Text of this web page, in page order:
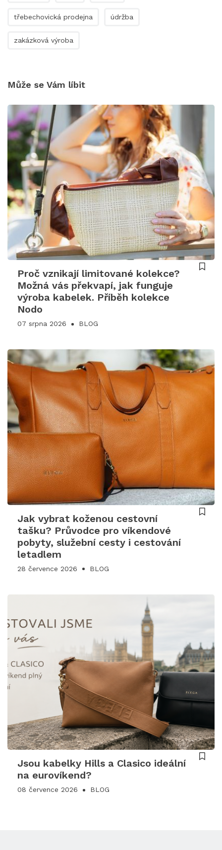
třebechovická prodejna údržba
zakázková výroba
Může se Vám líbit
Proč vznikají limitované kolekce?
Možná vás překvapí, jak funguje
výroba kabelek. Příběh kolekce
Nodo
07 srpna 2026 BLOG
Jak vybrat koženou cestovní
tašku? Průvodce pro víkendové
pobyty, služební cesty i cestování
letadlem
28 července 2026 BLOG
Jsou kabelky Hills a Clasico ideální
na eurovíkend?
08 července 2026 BLOG